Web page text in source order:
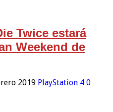
Twice estará
Weekend de
2019 PlayStation 4 0